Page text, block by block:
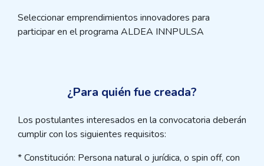
Seleccionar emprendimientos innovadores para
participar en el programa ALDEA INNPULSA
¿Para quién fue creada?
Los postulantes interesados en la convocatoria deberán
cumplir con los siguientes requisitos:
* Constitución: Persona natural o jurídica, o spin off, con